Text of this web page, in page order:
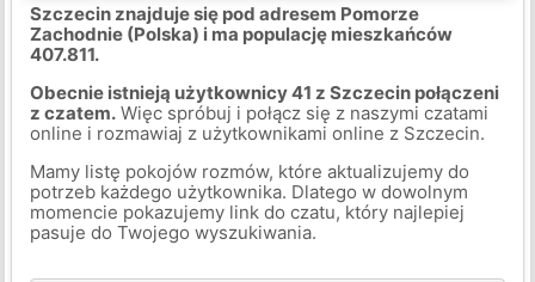
Szczecin znajduje się pod adresem Pomorze
Zachodnie (Polska) i ma populację mieszkańców
407.811.
Obecnie istnieją użytkownicy 41 z Szczecin połączeni
z czatem.Więc spróbuj i połącz się z naszymi czatami
online i rozmawiaj z użytkownikami online z Szczecin.
Mamy listę pokojów rozmów, które aktualizujemy do
potrzeb każdego użytkownika. Dlatego w dowolnym
momencie pokazujemy link do czatu, który najlepiej
pasuje do Twojego wyszukiwania.